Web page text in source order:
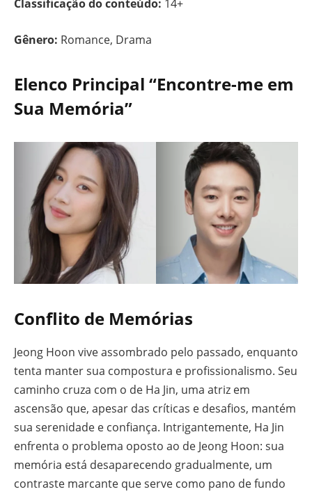
Classificação do conteúdo: 14+
Gênero: Romance, Drama
Elenco Principal “Encontre-me em
Sua Memória”
Conflito de Memórias
Jeong Hoon vive assombrado pelo passado, enquanto
tenta manter sua compostura e profissionalismo. Seu
caminho cruza com o de Ha Jin, uma atriz em
ascensão que, apesar das críticas e desafios, mantém
sua serenidade e confiança. Intrigantemente, Ha Jin
enfrenta o problema oposto ao de Jeong Hoon: sua
memória está desaparecendo gradualmente, um
contraste marcante que serve como pano de fundo